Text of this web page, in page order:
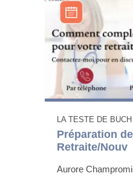
LA TESTE DE
Préparation
Retraite/Nouv
Aurore